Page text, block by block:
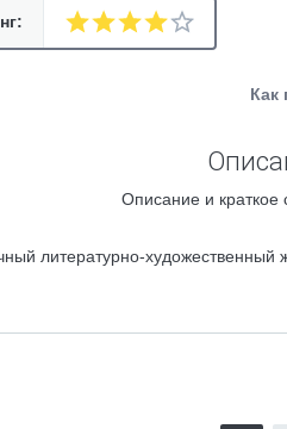
Как
Описание и
литературно-